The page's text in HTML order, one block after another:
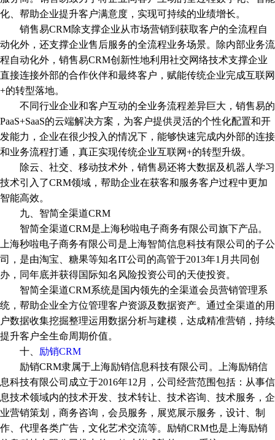
化、帮助企业提升客户满意度，实现可持续的业绩增长。
销售易CRM除支撑企业从市场营销到获取客户的全流程自
动化外，还支撑企业售后服务的全流程业务场景。除内部业务流
程自动化外，销售易CRM创新性地利用社交网络技术支撑企业
直接连接外部的合作伙伴和最终客户，赋能传统企业完成互联网
+的转型落地。
不同行业企业和客户互动的全业务流程差异巨大，销售易的
PaaS+SaaS的云端解决方案，为客户提供灵活的个性化配置和开
发能力，企业在很少投入的情况下，能够快速完成内外部的连接
和业务流程打通，真正实现传统企业互联网+的转型升级。
除云、社交、移动技术外，销售易还将大数据及机器人学习
技术引入了CRM领域，帮助企业在获客和服务客户过程中更加
智能高效。
九、智简全渠道CRM
智简全渠道CRM是上海秒啦电子商务有限公司旗下产品。
上海秒啦电子商务有限公司是上海智简信息科技有限公司的子公
司，是由淘宝、糖果等知名IT公司的高管于2013年1月共同创
办，同年底并获得国际知名风险投资公司的天使投资。
智简全渠道CRM系统是国内领先的全渠道会员营销管理系
统，帮助企业全方位管理客户资源及数据资产。通过全渠道的用
户数据收集挖掘整理运用数据分析与建模，达成精准营销，持续
提升客户全生命周期价值。
十、 励销CRM
励销CRM隶属于上海励销信息科技有限公司。上海励销信
息科技有限公司成立于2016年12月，公司经营范围包括：从事信
息技术领域内的技术开发、技术转让、技术咨询、技术服务，企
业营销策划，商务咨询，会员服务，展览展示服务，设计、制
作、代理各类广告，文化艺术交流等。励销CRM也是上海励销